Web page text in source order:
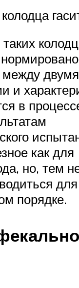
между двумя
и
в
как для
но, тем
порядке.